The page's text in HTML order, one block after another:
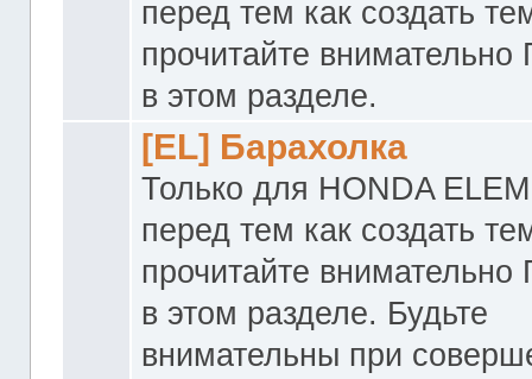
перед тем как создать
прочитайте
в этом разделе.
[EL] Барахолка
Только для HONDA
перед тем как создать
прочитайте
в этом разделе. Будьте
внимательны при